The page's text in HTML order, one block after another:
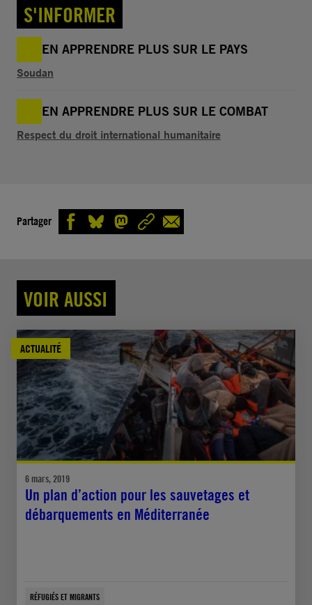
S'INFORMER
EN APPRENDRE PLUS SUR LE PAYS
Soudan
EN APPRENDRE PLUS SUR LE COMBAT
Respect du droit international humanitaire
Partager
VOIR AUSSI
ACTUALITÉ
6 mars, 2019
Un plan d’action pour les sauvetages et
débarquements en Méditerranée
RÉFUGIÉS ET MIGRANTS